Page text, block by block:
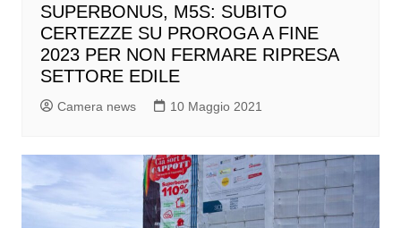
SUPERBONUS, M5S: SUBITO
CERTEZZE SU PROROGA A FINE
2023 PER NON FERMARE RIPRESA
SETTORE EDILE
Camera news 10 Maggio 2021